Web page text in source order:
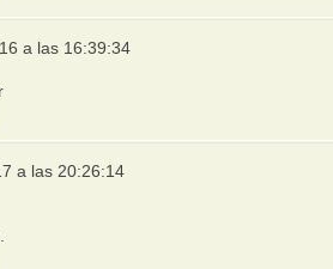
a las 16:39:34
a las 20:26:14